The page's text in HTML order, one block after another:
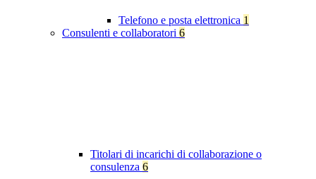
Telefono e posta elettronica 1
Consulenti e collaboratori 6
Titolari di incarichi di collaborazione o
consulenza 6